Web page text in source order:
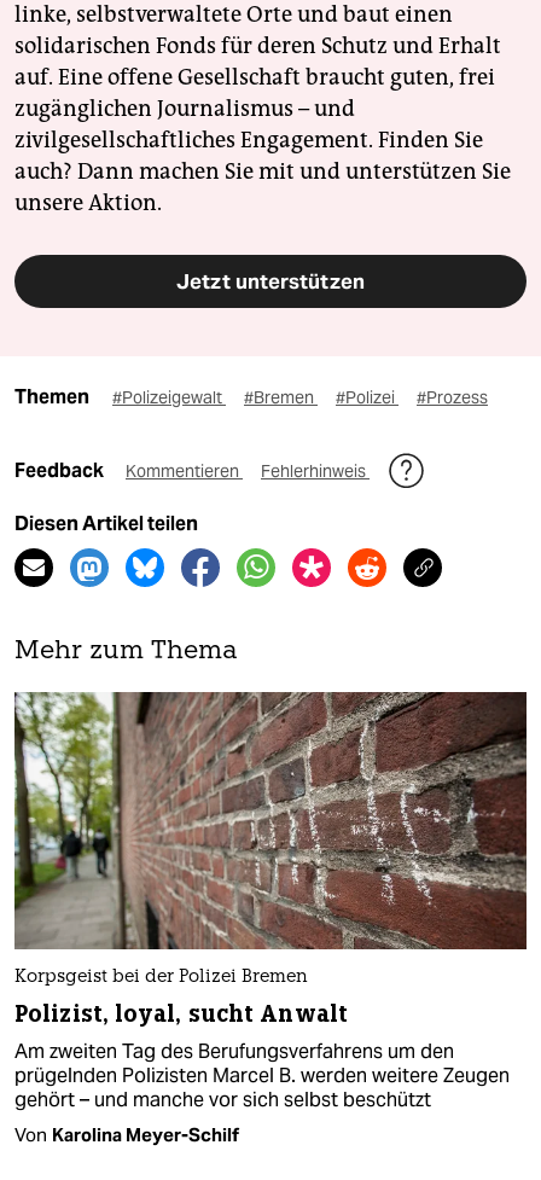
linke, selbstverwaltete Orte und baut einen
solidarischen Fonds für deren Schutz und Erhalt
auf. Eine offene Gesellschaft braucht guten, frei
zugänglichen Journalismus – und
zivilgesellschaftliches Engagement. Finden Sie
auch? Dann machen Sie mit und unterstützen Sie
unsere Aktion.
Jetzt unterstützen
Themen #Polizeigewalt #Bremen #Polizei #Prozess
Feedback Kommentieren Fehlerhinweis
Diesen Artikel teilen
Mehr zum Thema
Korpsgeist bei der Polizei Bremen
Polizist, loyal, sucht Anwalt
Am zweiten Tag des Berufungsverfahrens um den
prügelnden Polizisten Marcel B. werden weitere Zeugen
gehört – und manche vor sich selbst beschützt
Von Karolina Meyer-Schilf